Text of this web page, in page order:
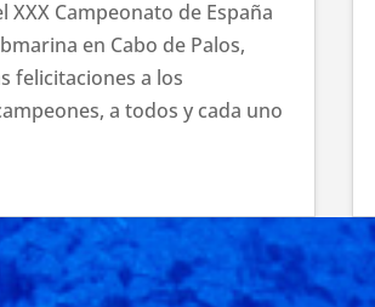
XXX Campeonato de España
en Cabo de Palos,
felicitaciones a los
a todos y cada uno